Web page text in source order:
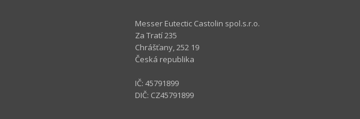
Messer Eutectic Castolin spol.s.r.o.
Za Tratí 235
Chrášťany, 252 19
Česká republika
IČ: 45791899
DIČ: CZ45791899